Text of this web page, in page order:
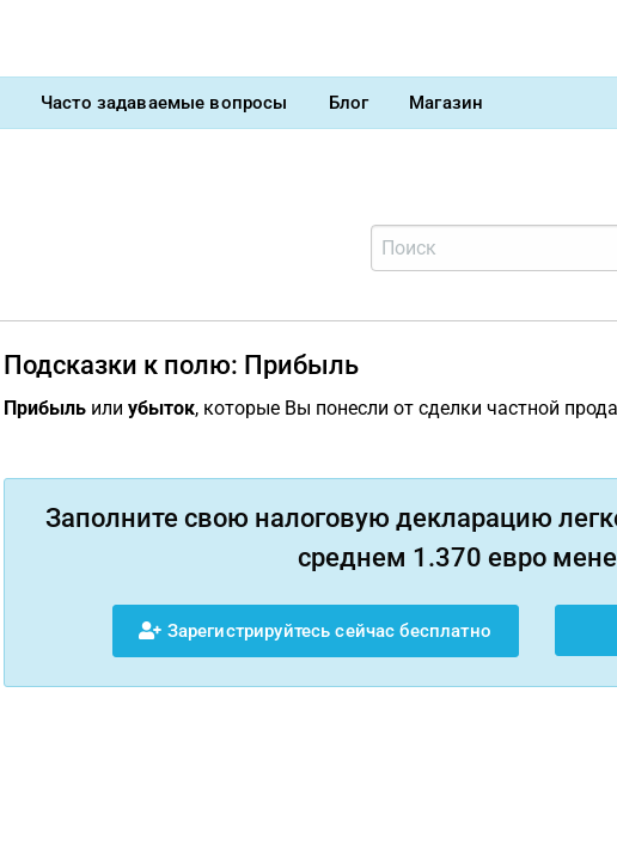
Часто задаваемые вопросы Блог Магазин
Подсказки к полю: Прибыль
Прибыльили убыток, которые Вы понесли от сделки частной
Заполните свою налоговую декларацию
среднем 1.370 евро
Зарегистрируйтесь сейчас бесплатно